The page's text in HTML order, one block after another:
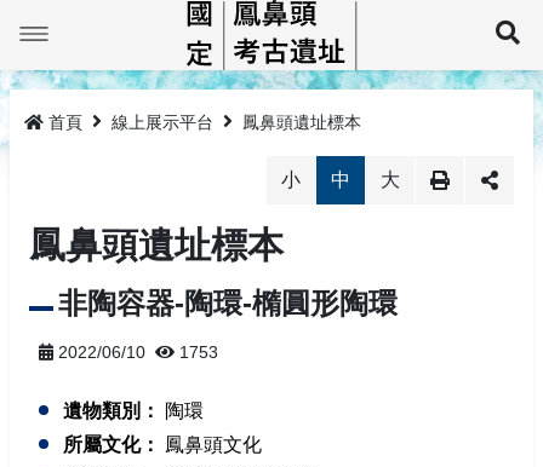
要
內最新消息
大坌坑文化
牛稠仔文化鳳鼻頭型
鳳鼻頭遺址標本
鳳鼻頭考古教育館
鳳鼻頭考古教育館簡介
教育推廣
教具租借
相關專書
相關法規
首頁 線上展示平台 鳳鼻頭遺址標本
小 中 大
鳳鼻頭遺址標本
非陶容器-陶環-橢圓形陶環
2022/06/10 1753
遺物類別：
陶環
所屬文化：
鳳鼻頭文化